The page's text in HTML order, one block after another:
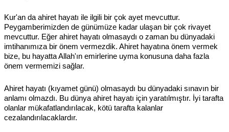
Kur'an da ahiret hayatı ile ilgili bir çok ayet mevcuttur.
Peygamberimizden de günümüze kadar ulaşan bir çok rivayet
mevcuttur. Eğer ahiret hayatı olmasaydı o zaman bu dünyadaki
imtihanımıza bir önem vermezdik. Ahiret hayatına önem vermek
bize, bu hayatta Allah'ın emirlerine uyma konusuna daha fazla
önem vermemizi sağlar.
Ahiret hayatı (kıyamet günü) olmasaydı bu dünyadaki sınavın bir
anlamı olmazdı. Bu dünya ahiret hayatı için yaratılmıştır. İyi tarafta
olanlar mükafatlandırılacak, kötü tarafta kalanlar
cezalandırılacaklardır.